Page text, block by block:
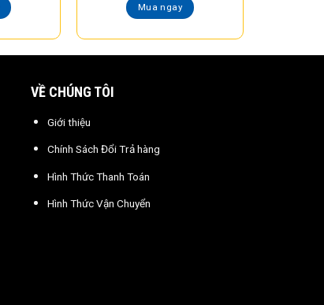
Mua ngay
VỀ CHÚNG TÔI
Giới thiệu
Chính Sách Đổi Trả hàng
Hình Thức Thanh Toán
Hình Thức Vận Chuyển